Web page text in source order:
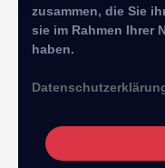
zusammen, die Sie
sie im Rahmen Ihrer
haben.